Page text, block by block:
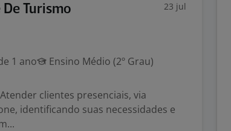
Turismo 23 jul
1 ano
Ensino Médio (2º Grau)
clientes presenciais, via
identificando suas necessidades e